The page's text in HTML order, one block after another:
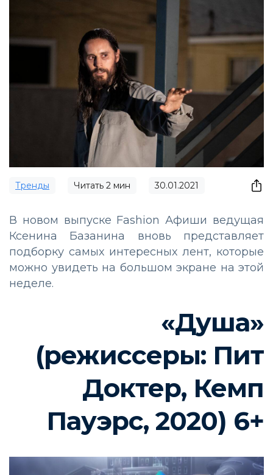
Тренды Читать 2 мин 30.01.2021
В новом выпуске Fashion Афиши ведущая
Ксенина Базанина вновь представляет
подборку самых интересных лент, которые
можно увидеть на большом экране на этой
неделе.
«Душа»
(режиссеры: Пит
Доктер, Кемп
Пауэрс, 2020) 6+